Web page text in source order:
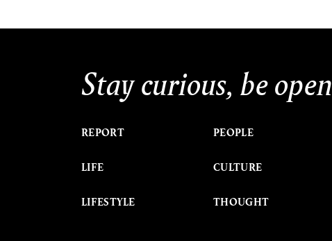
Stay curious, be open
REPORT
LIFE
LIFESTYLE
PEOPLE
CULTURE
THOUGHT